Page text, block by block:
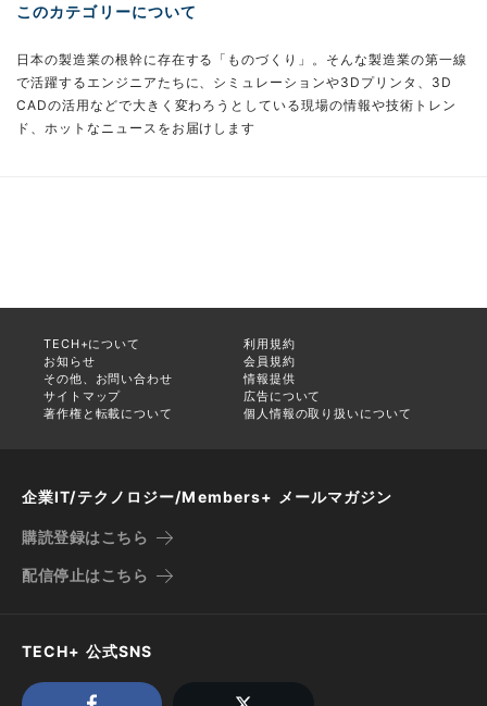
このカテゴリーについて
日本の製造業の根幹に存在する「ものづくり」。そんな製造業の第一線
で活躍するエンジニアたちに、シミュレーションや3Dプリンタ、3D
CADの活用などで大きく変わろうとしている現場の情報や技術トレン
ド、ホットなニュースをお届けします
TECH+について
利用規約
お知らせ
会員規約
その他、お問い合わせ
情報提供
サイトマップ
広告について
著作権と転載について
個人情報の取り扱いについて
企業IT/テクノロジー/Members+ メールマガジン
購読登録はこちら
配信停止はこちら
TECH+ 公式SNS